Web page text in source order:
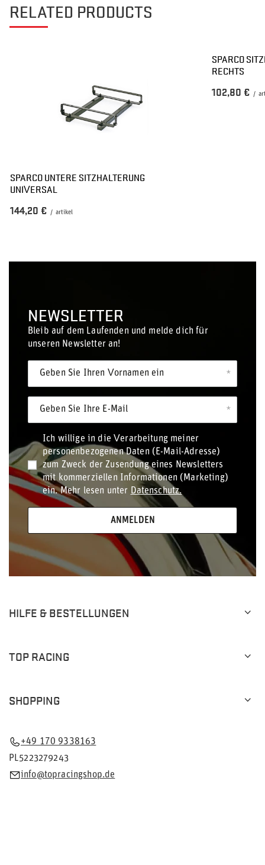
RELATED PRODUCTS
SPARCO UNTERE SITZHALTERUNG
UNIVERSAL
144,20 € / artikel
SPARCO
RECHTS
102,80 € /
NEWSLETTER
Bleib auf dem Laufenden und melde dich für
unseren Newsletter an!
Geben Sie Ihren Vornamen ein
Geben Sie Ihre E-Mail
Ich willige in die Verarbeitung meiner
personenbezogenen Daten (E-Mail-Adresse)
zum Zweck der Zusendung eines Newsletters
mit kommerziellen Informationen (Marketing)
ein. Mehr lesen unter Datenschutz.
ANMELDEN
HILFE & BESTELLUNGEN
TOP RACING
SHOPPING
+49 170 9338163
PL5223279243
info@topracingshop.de